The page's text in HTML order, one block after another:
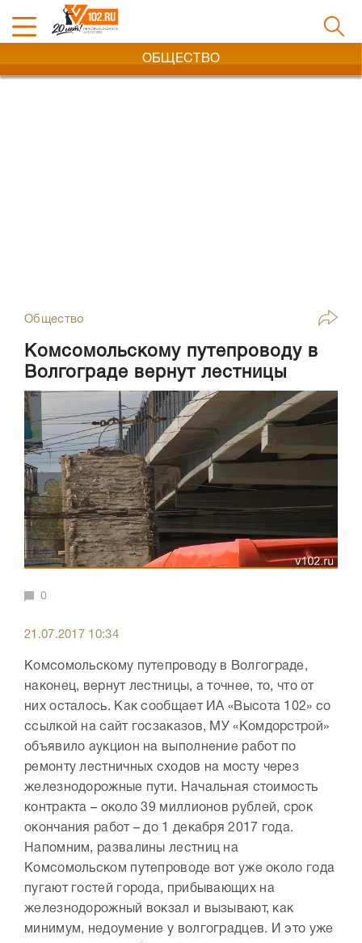
ОБЩЕСТВО
Общество
Комсомольскому путепроводу в
Волгограде вернут лестницы
0
21.07.2017 10:34
Комсомольскому путепроводу в Волгограде,
наконец, вернут лестницы, а точнее, то, что от
них осталось. Как сообщает ИА «Высота 102» со
ссылкой на сайт госзаказов, МУ «Комдорстрой»
объявило аукцион на выполнение работ по
ремонту лестничных сходов на мосту через
железнодорожные пути. Начальная стоимость
контракта – около 39 миллионов рублей, срок
окончания работ – до 1 декабря 2017 года.
Напомним, развалины лестниц на
Комсомольском путепроводе вот уже около года
пугают гостей города, прибывающих на
железнодорожный вокзал и вызывают, как
минимум, недоумение у волгоградцев. И это уже